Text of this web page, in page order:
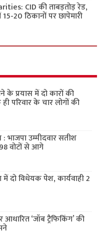
CID की ताबड़तोड़ रेड,
20 ठिकानों पर छापेमारी
के प्रयास में दो कारों की
परिवार के चार लोगों की
भाजपा उम्मीदवार सतीश
वोटों से आगे
दो विधेयक पेश, कार्यवाही 2
‘जॉब ट्रैफिकिंग’ की